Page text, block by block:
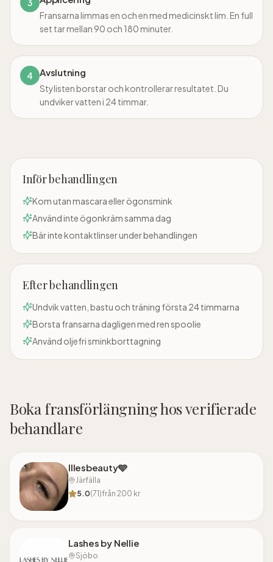
3
Fransarna limmas en och en med medicinskt lim. En full
set tar mellan 90 och 180 minuter.
4 Avslutning
Stylisten borstar och kontrollerar resultatet. Du
undviker vatten i 24 timmar.
Inför behandlingen
Kom utan mascara eller ögonsmink
Använd inte ögonkräm samma dag
Bär inte kontaktlinser under behandlingen
Efter behandlingen
Undvik vatten, bastu och träning första 24 timmarna
Borsta fransarna dagligen med ren spoolie
Använd oljefri sminkborttagning
Boka fransförlängninghos verifierade
behandlare
Illesbeauty🩵
Järfälla
5.0(71)från 200 kr
Lashes by Nellie
Sjöbo